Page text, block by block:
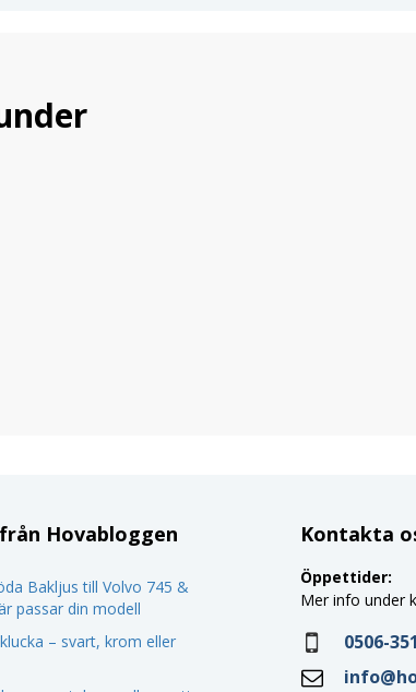
Hovabloggen
Bakljus till Volvo 745 &
passar din modell
– svart, krom eller
Kontakta
Öppettider:
Mer info under
0506-